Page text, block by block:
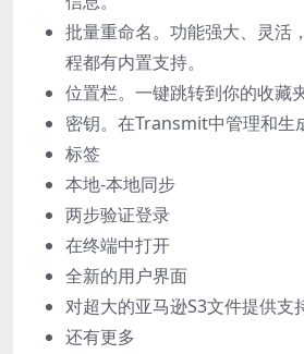
批量重命名。功能强大、灵活
程都有内置支持。
位置栏。一键跳转到你的收藏夹
密钥。在Transmit中管理和生
标签
本地-本地同步
两步验证登录
在终端中打开
全新的用户界面
对超大的亚马逊S3文件提供支
还有更多